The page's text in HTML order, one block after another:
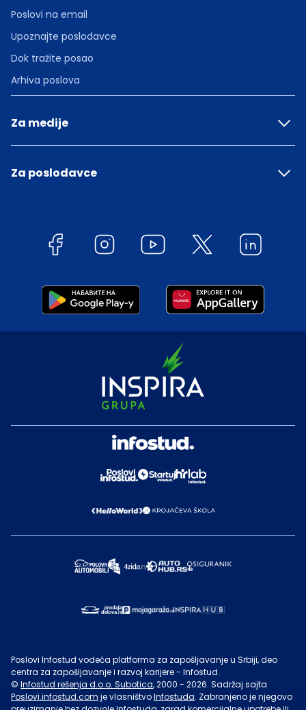
Poslovi na email
Upoznajte poslodavce
Dok tražite posao
Arhiva poslova
Za medije
Za poslodavce
Poslovi Infostud vodeća platforma za zapošljavanje u Srbiji, deo
centra za zapošljavanje i razvoj karijere - Infostud.
© Infostud rešenja d.o.o. Subotica, 2000 - 2026. Sadržaj sajta
Poslovi.infostud.com je vlasništvoInfostuda. Zabranjeno je njegovo